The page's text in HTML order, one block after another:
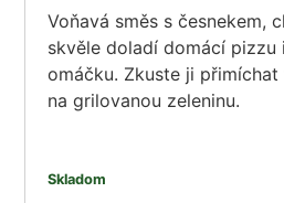
Voňavá směs s česnekem,
skvěle doladí domácí pizzu
omáčku. Zkuste ji
na grilovanou zeleninu.
Skladom